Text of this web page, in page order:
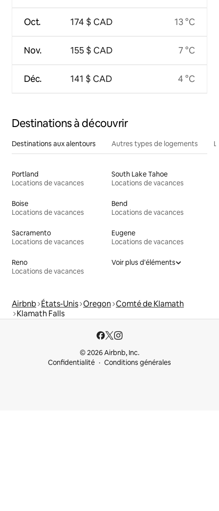
Oct.
Nov.
Déc.
174 $ CAD
155 $ CAD
141 $ CAD
13 °C
7 °C
4 °C
Destinations à découvrir
Destinations aux alentours Autres types de logements
Portland
Locations de vacances
South Lake Tahoe
Locations de vacances
Boise
Locations de vacances
Bend
Locations de vacances
Sacramento
Locations de vacances
Eugene
Locations de vacances
Reno
Locations de vacances
Voir plus d'éléments
Airbnb États-Unis Oregon Comté de Klamath
Klamath Falls
© 2026 Airbnb, Inc.
Confidentialité
Conditions générales